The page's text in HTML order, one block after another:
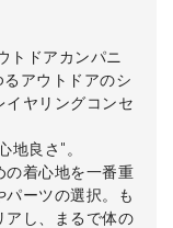
トドアカンパニ
アウトドアのシ
ヤリングコンセ
地良さ"。
の着心地を一番重
ーツの選択。も
アし、まるで体の